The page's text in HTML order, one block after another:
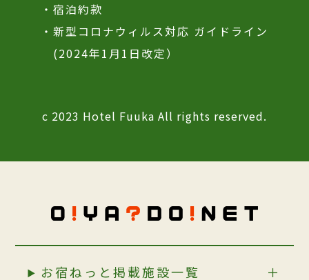
・宿泊約款
・新型コロナウィルス対応 ガイドライン
(2024年1月1日改定）
c 2023 Hotel Fuuka All rights reserved.
お宿ねっと掲載施設一覧